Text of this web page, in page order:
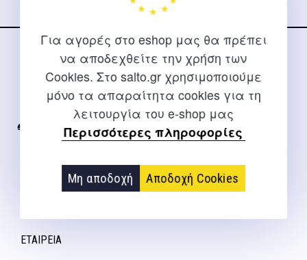
Για αγορές στο eshop μας θα πρέπει
να αποδεχθείτε την χρήση των
Cookies. Στο salto.gr χρησιμοποιούμε
μόνο τα απαραίτητα cookies για τη
λειτουργία του e-shop μας
Περισσότερες πληροφορίες
Μη αποδοχή Αποδοχή Cookies
ΕΠΙΚΟΙΝΩΝΊΑ
Για διευκρινίσεις και υποστήριξη παραγγελιών μέσω του
Internet
2310 267108
Αγγελάκη 21, Θεσσαλονίκη
ΕΤΑΙΡΕΊΑ